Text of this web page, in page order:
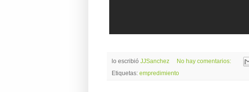
lo escribió JJSanchez
No hay comentarios:
Etiquetas: empredimiento